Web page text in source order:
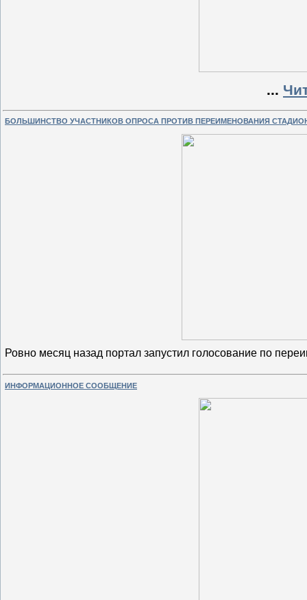
...
БОЛЬШИНСТВО УЧАСТНИКОВ ОПРОСА ПРОТИВ ПЕРЕИМЕНОВАНИЯ
Ровно месяц назад портал запустил голосование по
ИНФОРМАЦИОННОЕ СООБЩЕНИЕ